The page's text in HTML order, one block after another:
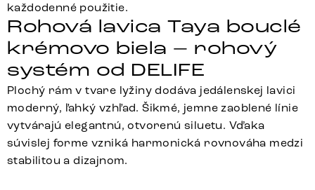
každodenné použitie.
Rohová lavica Taya bouclé
krémovo biela – rohový
systém od DELIFE
Plochý rám v tvare lyžiny dodáva jedálenskej lavici
moderný, ľahký vzhľad. Šikmé, jemne zaoblené línie
vytvárajú elegantnú, otvorenú siluetu. Vďaka
súvislej forme vzniká harmonická rovnováha medzi
stabilitou a dizajnom.